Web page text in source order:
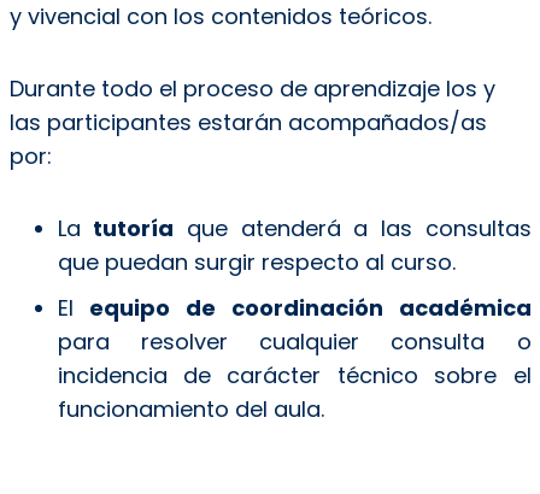
y vivencial con los contenidos teóricos.
Durante todo el proceso de aprendizaje los y
las participantes estarán acompañados/as
por:
La tutoría que atenderá a las consultas
que puedan surgir respecto al curso.
El equipo de coordinación académica
para resolver cualquier consulta o
incidencia de carácter técnico sobre el
funcionamiento del aula.